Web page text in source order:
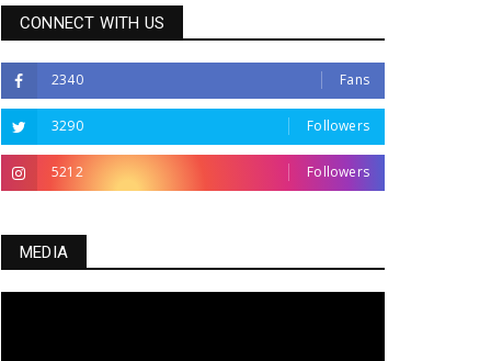
CONNECT WITH US
2340 Fans
3290 Followers
5212 Followers
MEDIA